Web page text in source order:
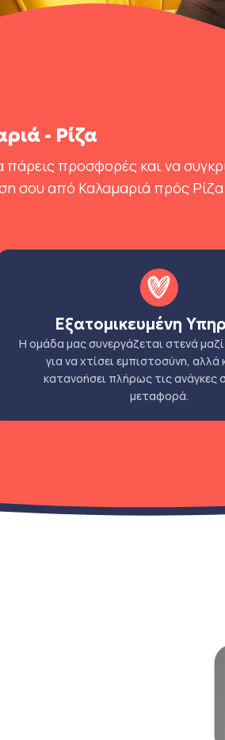
- Ρίζα
προσφορές και να
σου από Καλαμαριά πρός Ρίζα
Εξατομικευμένη
Η ομάδα μας συνεργάζεται στενά
για να χτίσει εμπιστοσύνη, αλλά
κατανοήσει πλήρως τις ανάγκες
μεταφορά.